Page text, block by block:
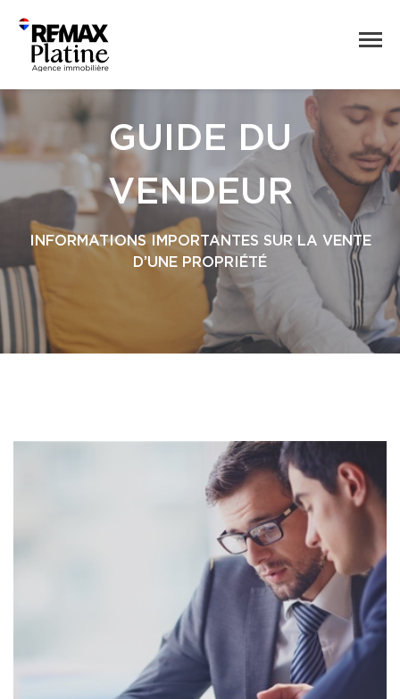
GUIDE DU
VENDEUR
INFORMATIONS IMPORTANTES SUR LA VENTE
D’UNE PROPRIÉTÉ